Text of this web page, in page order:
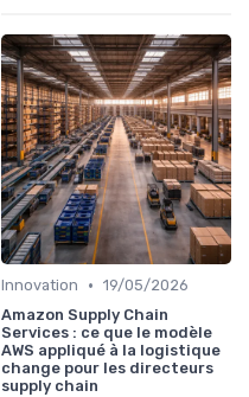
Innovation • 19/05/2026
Amazon Supply Chain
Services : ce que le modèle
AWS appliqué à la logistique
change pour les directeurs
supply chain